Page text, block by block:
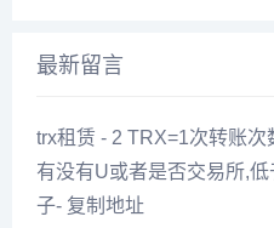
最新留言
trx租赁 - 2 TRX=1次转账
有没有U或者是否交易所,
子- 复制地址